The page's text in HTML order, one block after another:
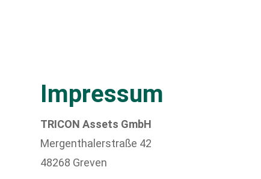
Impressum
TRICON Assets GmbH
Mergenthalerstraße 42
48268 Greven